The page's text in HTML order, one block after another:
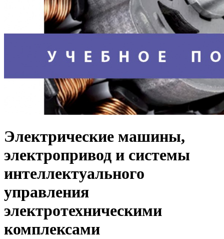
Электрические машины,
электропривод и системы
интеллектуального
управления
электротехническими
комплексами